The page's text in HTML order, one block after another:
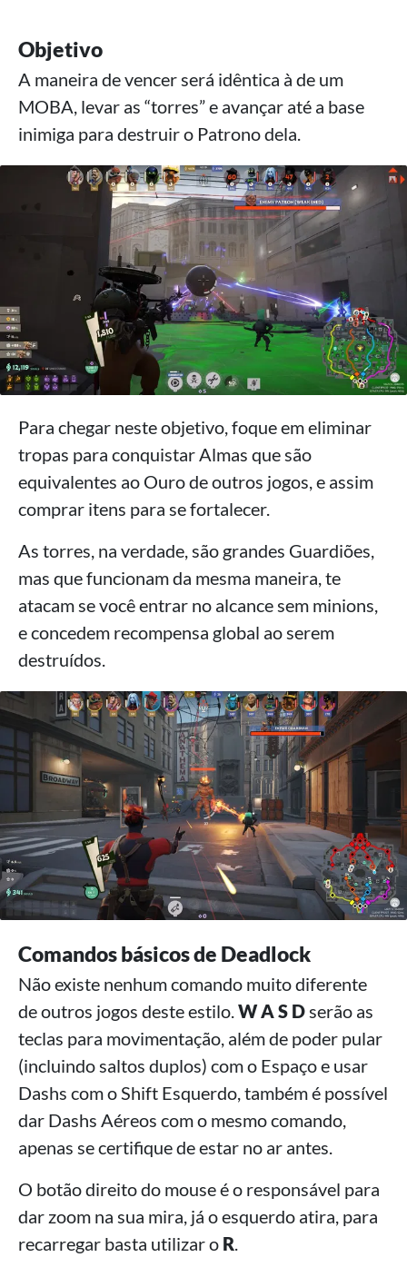
Objetivo
A maneira de vencer será idêntica à de um
MOBA, levar as “torres” e avançar até a base
inimiga para destruir o Patrono dela.
Para chegar neste objetivo, foque em eliminar
tropas para conquistar Almas que são
equivalentes ao Ouro de outros jogos, e assim
comprar itens para se fortalecer.
As torres, na verdade, são grandes Guardiões,
mas que funcionam da mesma maneira, te
atacam se você entrar no alcance sem minions,
e concedem recompensa global ao serem
destruídos.
Comandos básicos de Deadlock
Não existe nenhum comando muito diferente
de outros jogos deste estilo. W A S D serão as
teclas para movimentação, além de poder pular
(incluindo saltos duplos) com o Espaço e usar
Dashs com o Shift Esquerdo, também é possível
dar Dashs Aéreos com o mesmo comando,
apenas se certifique de estar no ar antes.
O botão direito do mouse é o responsável para
dar zoom na sua mira, já o esquerdo atira, para
recarregar basta utilizar o R